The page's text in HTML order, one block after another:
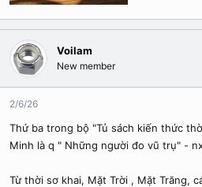
Voilam
New member
2/6/26
Thứ ba trong bộ "Tủ sách kiến thức
Minh là q " Những người đo vũ trụ" -
Từ thời sơ khai, Mặt Trời , Mặt Trăng,